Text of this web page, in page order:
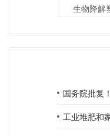
生物降解